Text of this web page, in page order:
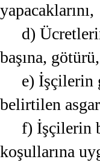
yapacaklarını,
d)
başına,
e) İşçilerin
belirtilen
f) İşçilerin
koşullarına